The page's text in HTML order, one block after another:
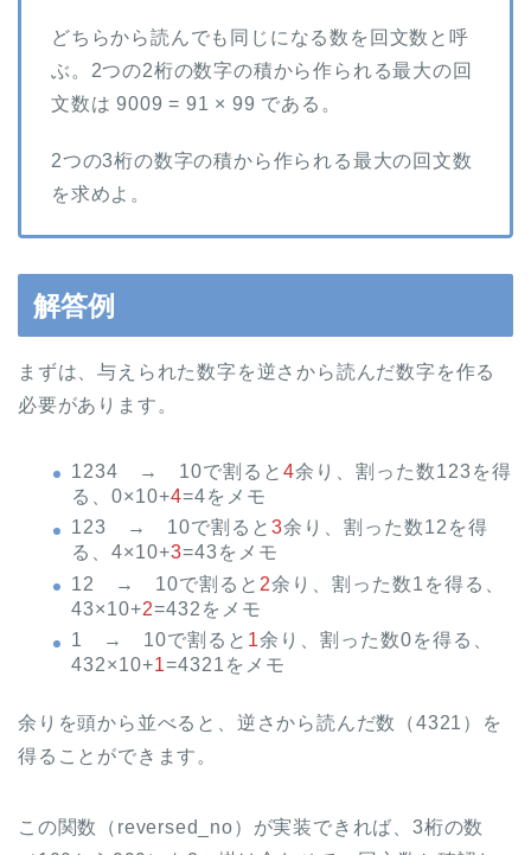
どちらから読んでも同じになる数を回文数と呼
ぶ。2つの2桁の数字の積から作られる最大の回
文数は 9009 = 91 × 99 である。
2つの3桁の数字の積から作られる最大の回文数
を求めよ。
解答例
まずは、与えられた数字を逆さから読んだ数字を作る
必要があります。
1234 → 10で割ると 4余り、割った数123を得
る、0×10+4=4をメモ
123 → 10で割ると 3余り、割った数12を得
る、4×10+3=43をメモ
12 → 10で割ると 2余り、割った数1を得る、
43×10+2=432をメモ
1 → 10で割ると 1余り、割った数0を得る、
432×10+1=4321をメモ
余りを頭から並べると、逆さから読んだ数（4321）を
得ることができます。
この関数（reversed_no）が実装できれば、3桁の数